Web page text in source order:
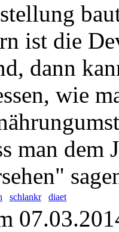
ist die
dann
wie
man dem
schlankr diaet